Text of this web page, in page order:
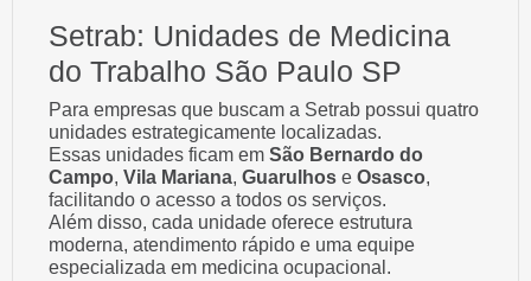
Setrab: Unidades de Medicina
do Trabalho São Paulo SP
Para empresas que buscam a Setrab possui quatro
unidades estrategicamente localizadas.
Essas unidades ficam em São Bernardo do
Campo, Vila Mariana, Guarulhos e Osasco,
facilitando o acesso a todos os serviços.
Além disso, cada unidade oferece estrutura
moderna, atendimento rápido e uma equipe
especializada em medicina ocupacional.